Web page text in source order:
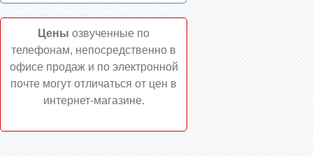
Цены озвученные по
телефонам, непосредственно в
офисе продаж и по электронной
почте могут отличаться от цен в
интернет-магазине.